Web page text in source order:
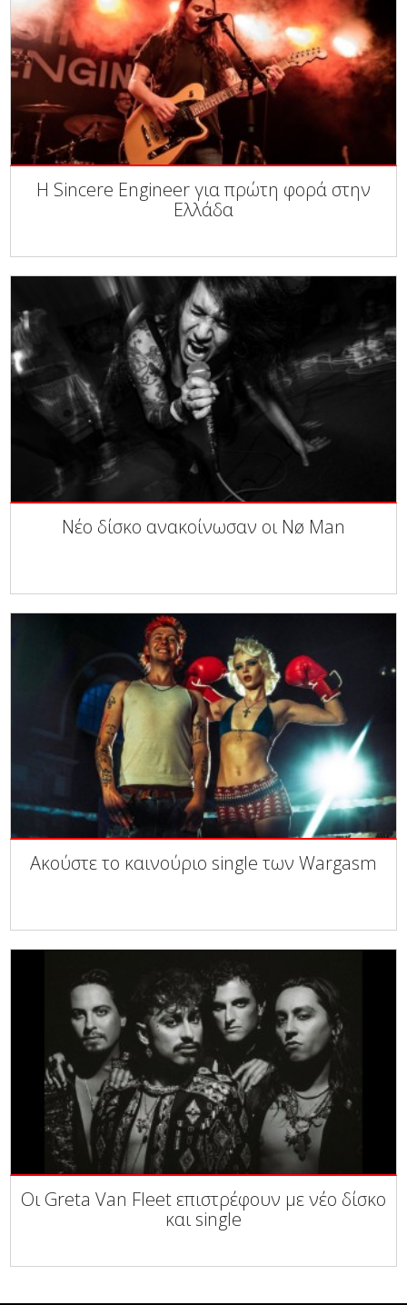
Η Sincere Engineer για πρώτη φορά στην
Ελλάδα
Νέο δίσκο ανακοίνωσαν οι Nø Man
Ακούστε το καινούριο single των Wargasm
Οι Greta Van Fleet επιστρέφουν με νέο δίσκο
και single